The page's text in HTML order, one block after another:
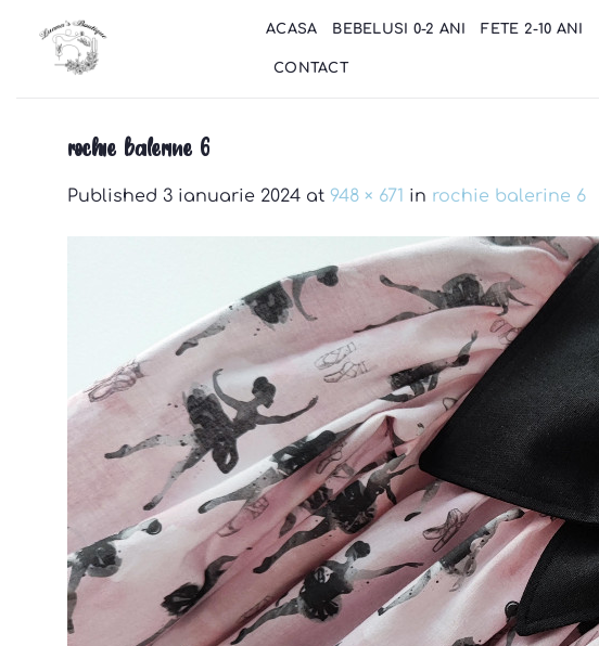
content
ACASA BEBELUSI 0-2 ANI FETE 2-10 ANI
CONTACT
rochie balerine 6
Published 3 ianuarie 2024 at 948 × 671 in rochie balerine 6